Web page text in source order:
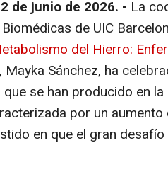
de junio de 2026. - La
de UIC
del Hierro:
Mayka Sánchez, ha
se han producido en
por un
en que el gran